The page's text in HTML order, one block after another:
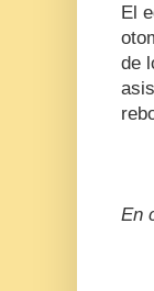
El
de
En